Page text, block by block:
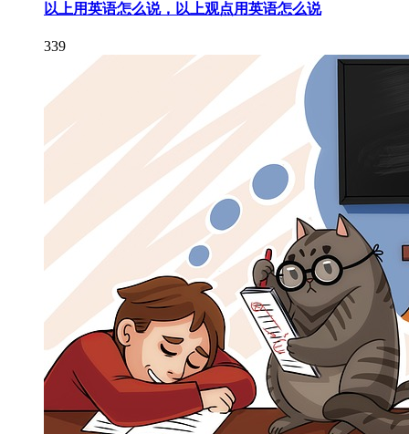
以上用英语怎么说，以上观点用英语怎么说
339